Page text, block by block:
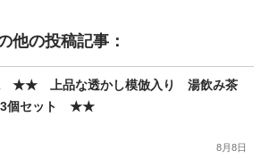
他の投稿記事：
★★ 上品な透かし模倣入り 湯飲み茶
個セット ★★
8月8日